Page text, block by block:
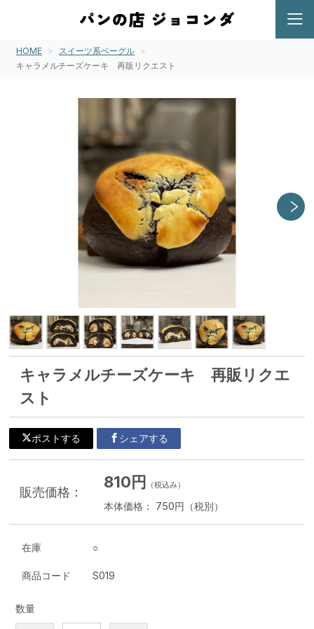
HOME
スイーツ系ベーグル
キャラメルチーズケーキ 再販リクエスト
キャラメルチーズケーキ 再販リクエ
スト
ポストする シェアする
販売価格：
810円 （税込み）
本体価格： 750円（税別）
在庫 ○
商品コード S019
数量